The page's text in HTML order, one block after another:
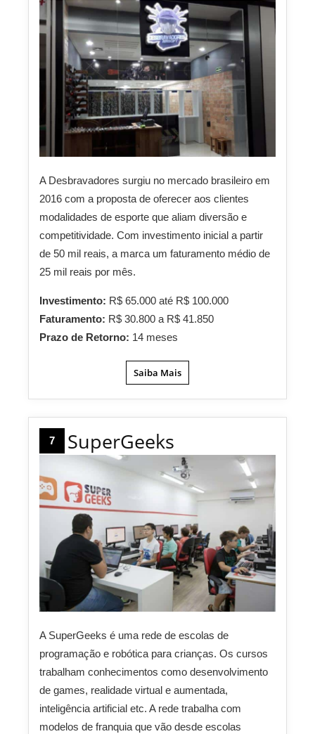
A Desbravadores surgiu no mercado brasileiro em
2016 com a proposta de oferecer aos clientes
modalidades de esporte que aliam diversão e
competitividade. Com investimento inicial a partir
de 50 mil reais, a marca um faturamento médio de
25 mil reais por mês.
Investimento: R$ 65.000 até R$ 100.000
Faturamento: R$ 30.800 a R$ 41.850
Prazo de Retorno: 14 meses
Saiba Mais
7 SuperGeeks
A SuperGeeks é uma rede de escolas de
programação e robótica para crianças. Os cursos
trabalham conhecimentos como desenvolvimento
de games, realidade virtual e aumentada,
inteligência artificial etc. A rede trabalha com
modelos de franquia que vão desde escolas